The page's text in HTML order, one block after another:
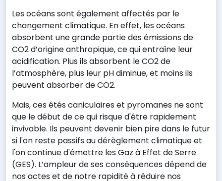
Les océans sont également affectés par le
changement climatique. En effet, les océans
absorbent une grande partie des émissions de
CO2 d’origine anthropique, ce qui entraîne leur
acidification. Plus ils absorbent le CO2 de
l’atmosphère, plus leur pH diminue, et moins ils
peuvent absorber de CO2.
Mais, ces étés caniculaires et pyromanes ne sont
que le début de ce qui risque d'être rapidement
invivable. Ils peuvent devenir bien pire dans le futur
si l'on reste passifs au dérèglement climatique et
l'on continue d'émettre les Gaz à Effet de Serre
(GES). L’ampleur de ses conséquences dépend de
nos actes et de notre rapidité à réduire nos